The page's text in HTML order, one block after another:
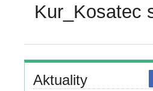
Kur_Kosatec
Aktuality